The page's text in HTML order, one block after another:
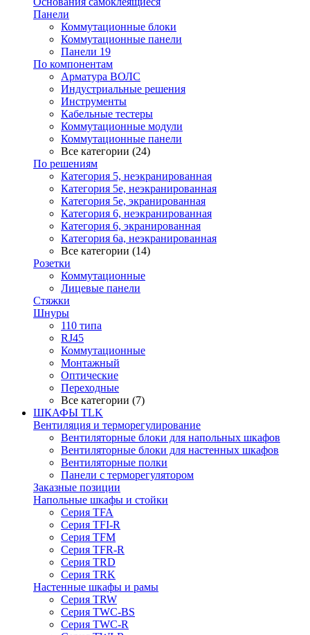
Панели
Коммутационные блоки
Коммутационные панели
Панели 19
По компонентам
Арматура ВОЛС
Индустриальные решения
Инструменты
Кабельные тестеры
Коммутационные модули
Коммутационные панели
Все категории (24)
По решениям
Категория 5, неэкранированная
Категория 5е, неэкранированная
Категория 5е, экранированная
Категория 6, неэкранированная
Категория 6, экранированная
Категория 6а, неэкранированная
Все категории (14)
Розетки
Коммутационные
Лицевые панели
Стяжки
Шнуры
110 типа
RJ45
Коммутационные
Монтажный
Оптические
Переходные
Все категории (7)
ШКАФЫ TLK
Вентиляция и терморегулирование
Вентиляторные блоки для напольных шкафов
Вентиляторные блоки для настенных шкафов
Вентиляторные полки
Панели с терморегулятором
Заказные позиции
Напольные шкафы и стойки
Серия TFA
Серия TFI-R
Серия TFM
Серия TFR-R
Серия TRD
Серия TRK
Настенные шкафы и рамы
Серия TRW
Серия TWC-BS
Серия TWC-R